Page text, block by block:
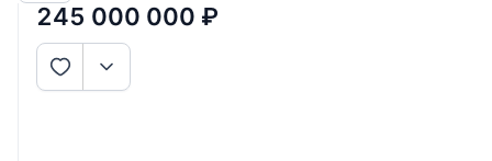
отдельный гостевой дом на
245 000 000 ₽